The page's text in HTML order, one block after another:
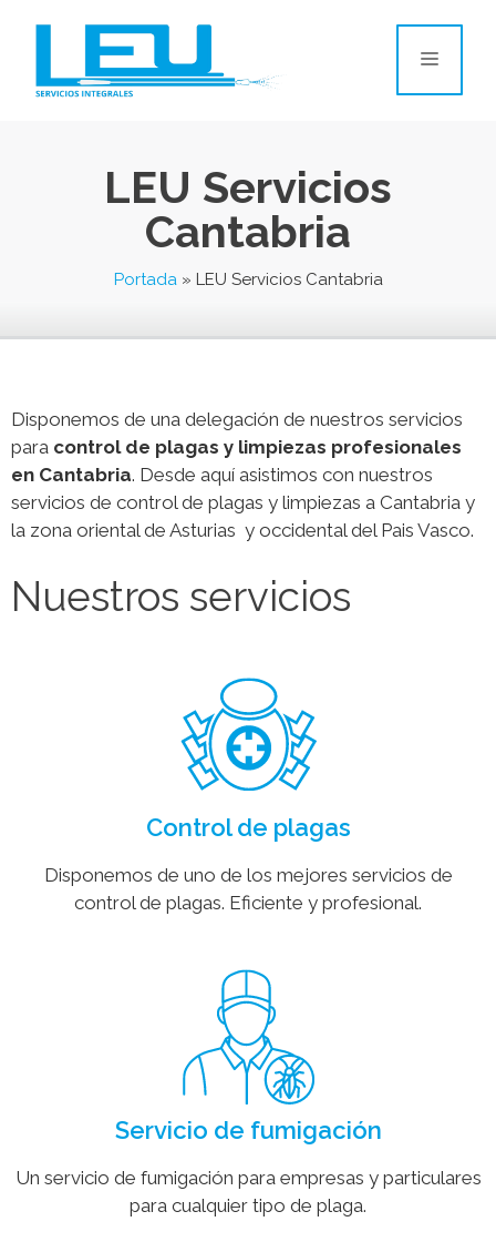
LEU Servicios
Cantabria
Portada» LEU Servicios Cantabria
Disponemos de una delegación de nuestros servicios
para control de plagas y limpiezas profesionales
en Cantabria. Desde aquí asistimos con nuestros
servicios de control de plagas y limpiezas a Cantabria y
la zona oriental de Asturias y occidental del Pais Vasco.
Nuestros servicios
Control de plagas
Disponemos de uno de los mejores servicios de
control de plagas. Eficiente y profesional.
Servicio de fumigación
Un servicio de fumigación para empresas y particulares
para cualquier tipo de plaga.